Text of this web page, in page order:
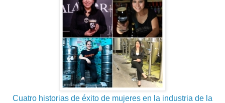
Cuatro historias de éxito de mujeres en la industria de la